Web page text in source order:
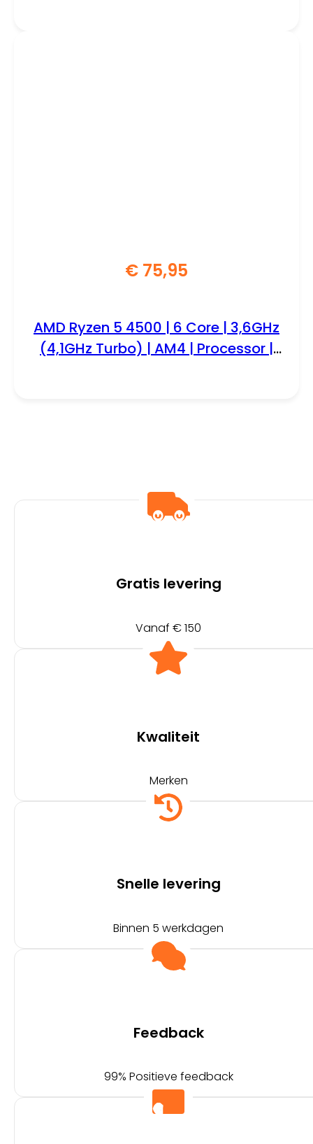
€ 75,95
AMD Ryzen 5 4500 | 6 Core | 3,6GHz
(4,1GHz Turbo) | AM4 | Processor |
Gratis levering
Vanaf € 150
Kwaliteit
Merken
Snelle levering
Binnen 5 werkdagen
Feedback
99% Positieve feedback